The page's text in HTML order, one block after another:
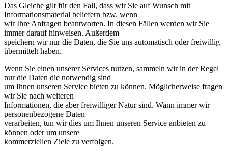
Das Gleiche gilt für den Fall, dass wir Sie auf Wunsch mit
Informationsmaterial beliefern bzw. wenn
wir Ihre Anfragen beantworten. In diesen Fällen werden wir Sie
immer darauf hinweisen. Außerdem
speichern wir nur die Daten, die Sie uns automatisch oder freiwillig
übermittelt haben.
Wenn Sie einen unserer Services nutzen, sammeln wir in der Regel
nur die Daten die notwendig sind
um Ihnen unseren Service bieten zu können. Möglicherweise fragen
wir Sie nach weiteren
Informationen, die aber freiwilliger Natur sind. Wann immer wir
personenbezogene Daten
verarbeiten, tun wir dies um Ihnen unseren Service anbieten zu
können oder um unsere
kommerziellen Ziele zu verfolgen.